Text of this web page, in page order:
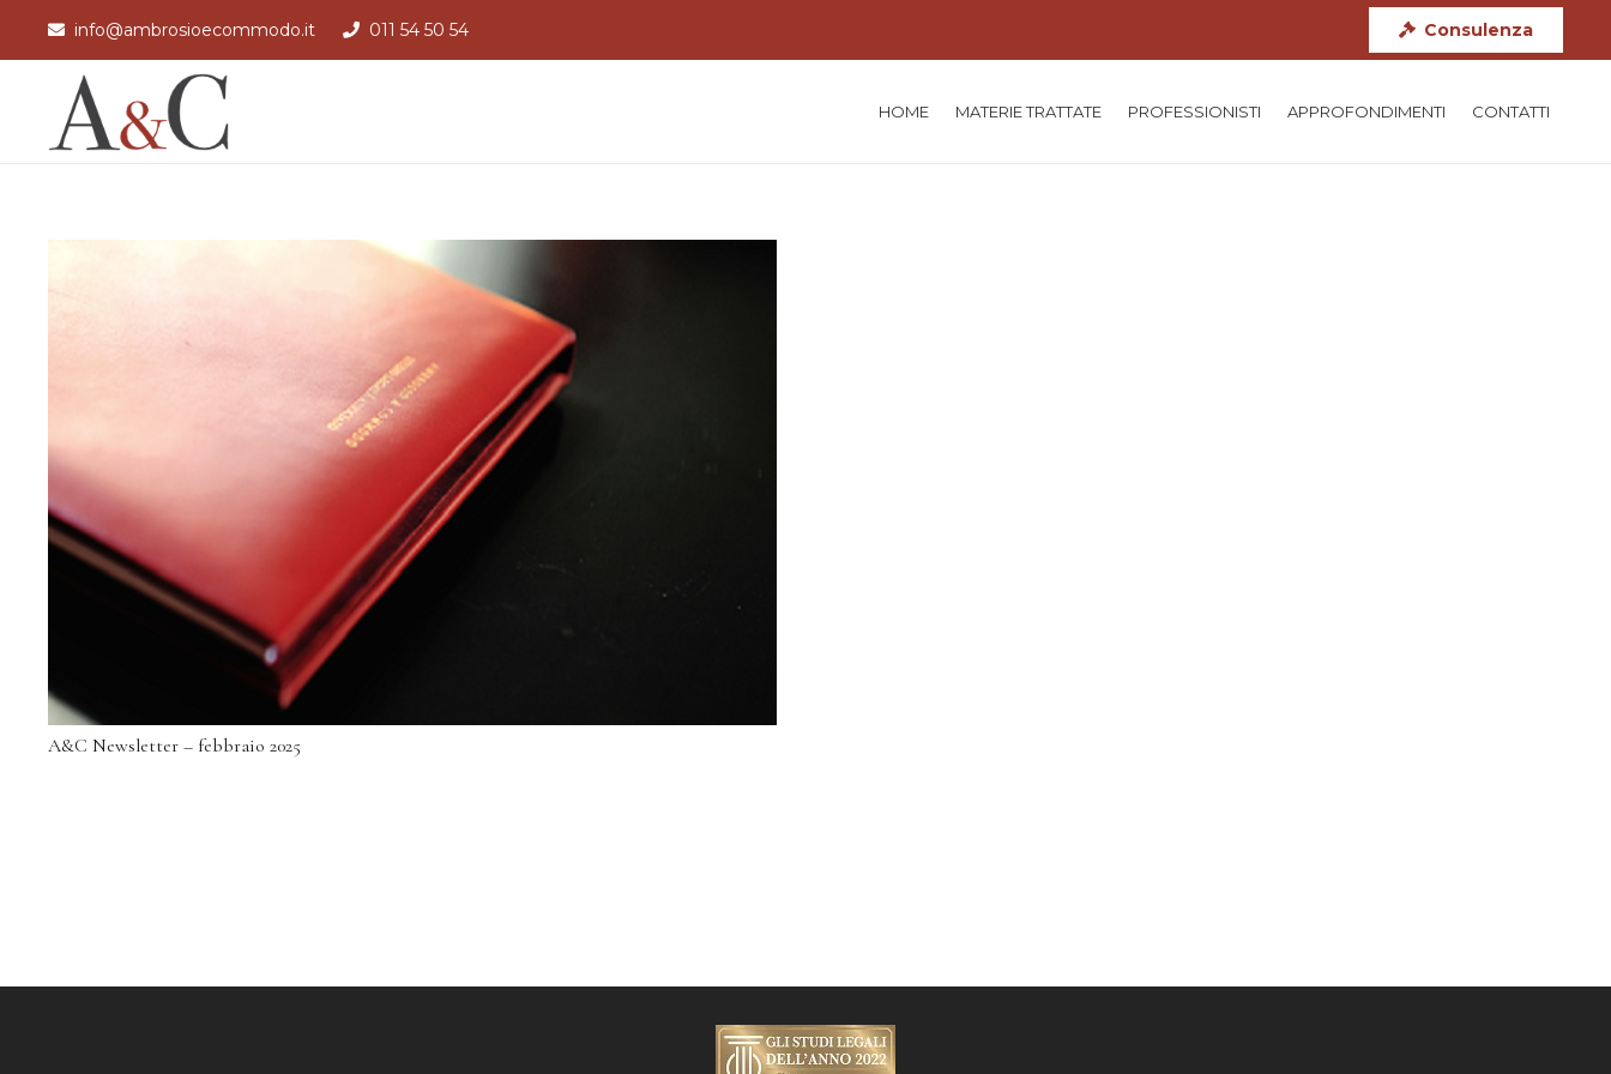
info@ambrosioecommodo.it 011 54 50 54 Consulenza
HOME MATERIE TRATTATE PROFESSIONISTI APPROFONDIMENTI CONTATTI
A&C Newsletter – febbraio 2025